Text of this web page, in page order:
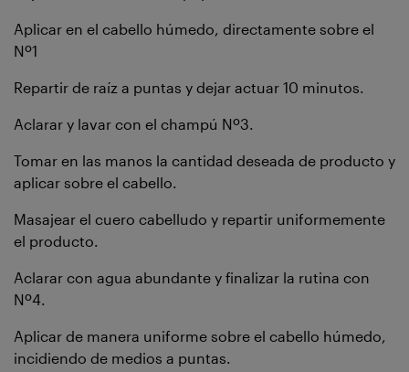
Aplicar en el cabello húmedo, directamente sobre el
Nº1
Repartir de raíz a puntas y dejar actuar 10 minutos.
Aclarar y lavar con el champú Nº3.
Tomar en las manos la cantidad deseada de producto y
aplicar sobre el cabello.
Masajear el cuero cabelludo y repartir uniformemente
el producto.
Aclarar con agua abundante y finalizar la rutina con
Nº4.
Aplicar de manera uniforme sobre el cabello húmedo,
incidiendo de medios a puntas.